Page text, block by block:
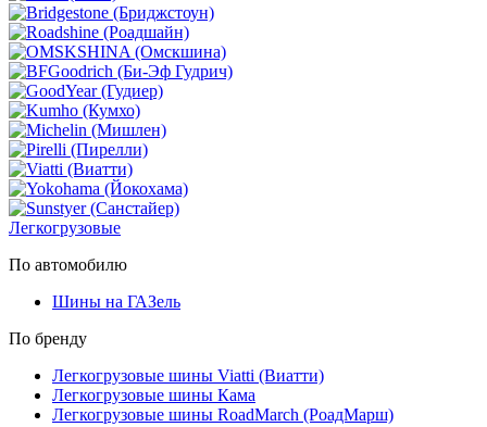
Легкогрузовые
По автомобилю
Шины на ГАЗель
По бренду
Легкогрузовые шины Viatti (Виатти)
Легкогрузовые шины Кама
Легкогрузовые шины RoadMarch (РоадМарш)